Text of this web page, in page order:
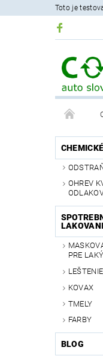
Toto je
OHREV
PRE
KOVAX
TMELY
FARBY
BLOG